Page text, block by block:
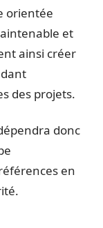
orientée
et
ainsi créer
des projets.
donc
en